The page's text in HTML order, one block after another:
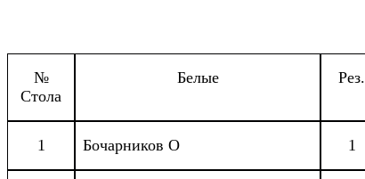
№
Стола
Белые Рез.
1 Бочарников О 1